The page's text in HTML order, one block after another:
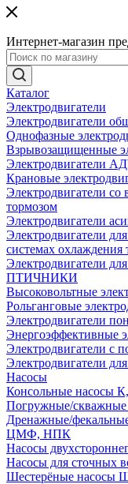
Интернет-магазин
Каталог
Электродвигатели
Электродвигатели
Однофазные
Взрывозащищенные
Электродвигатели
Крановые
Электродвигатели
тормозом
Электродвигатели
Электродвигатели
системах охлаждения
Электродвигатели
ПТИЧНИКИ
Высоковольтные
Рольганговые
Электродвигатели
Энергоэффективные
Электродвигатели с
Электродвигатели
Насосы
Консольные насосы
Погружные/
Дренажные/
ЦМФ, НПК
Насосы
Насосы для сточных
Шестерёные